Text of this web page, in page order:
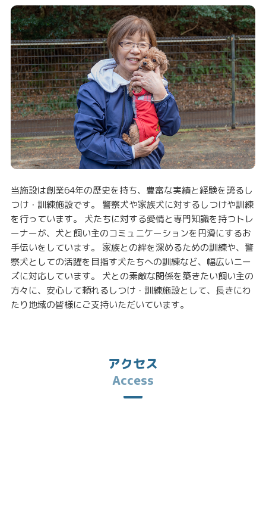
当施設は創業64年の歴史を持ち、豊富な実績と経験を誇るし
つけ・訓練施設です。 警察犬や家族犬に対するしつけや訓練
を行っています。 犬たちに対する愛情と専門知識を持つトレ
ーナーが、犬と飼い主のコミュニケーションを円滑にするお
手伝いをしています。 家族との絆を深めるための訓練や、警
察犬としての活躍を目指す犬たちへの訓練など、幅広いニー
ズに対応しています。 犬との素敵な関係を築きたい飼い主の
方々に、安心して頼れるしつけ・訓練施設として、長きにわ
たり地域の皆様にご支持いただいています。
アクセス
Access